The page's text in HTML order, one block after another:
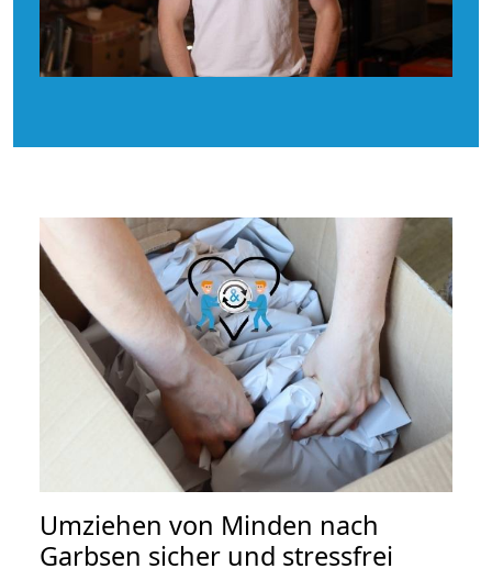
Umziehen von Minden nach
Garbsen sicher und stressfrei